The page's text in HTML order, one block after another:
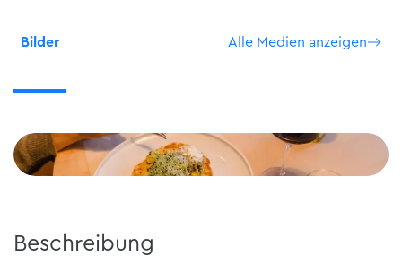
Bilder Alle Medien anzeigen
Beschreibung